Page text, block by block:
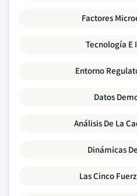
Factores
Tecnología E
Entorno
Datos
Análisis De La
Dinámicas
Las Cinco